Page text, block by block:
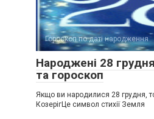
Гороскоп по даті народження
Народжені 28
та гороскоп
Якщо ви народилися 28 грудня,
КозерігЦе символ стихії Земля